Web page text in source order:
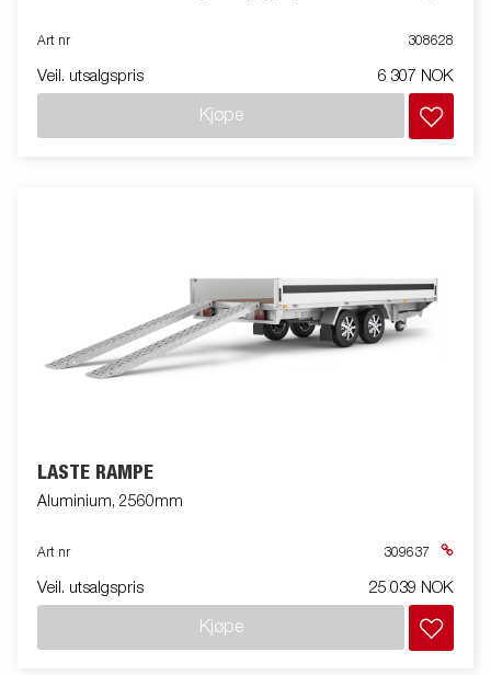
Art nr 308628
Veil. utsalgspris 6 307 NOK
Kjøpe
LASTE RAMPE
Aluminium, 2560mm
Art nr 309637
Veil. utsalgspris 25 039 NOK
Kjøpe